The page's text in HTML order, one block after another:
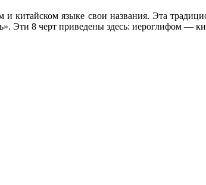
китайском языке свои названия. Эта
Эти 8 черт приведены здесь: иероглифом —